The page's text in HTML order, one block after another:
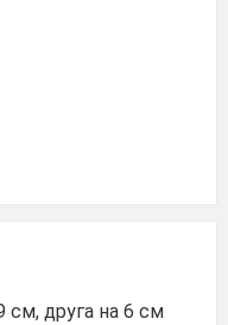
см, друга на 6 см